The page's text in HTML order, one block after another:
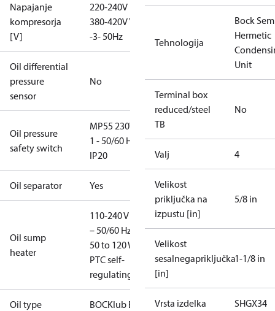
Napajanje
kompresorja
[V]
220-240V D /
380-420V Y
-3- 50Hz
Oil differential
pressure
sensor
No
Oil pressure
safety switch
MP55 230V -
1 - 50/60 Hz,
IP20
Oil separator Yes
Oil sump
heater
110-240 V - 1
– 50/60 Hz,
50 to 120 W,
PTC self-
regulating
Oil type BOCKlub E55
Tehnologija
Bock
Hermetic
Unit
Terminal box
reduced/steel
TB
No
Valj 4
Velikost
priključka na
izpustu [in]
5/8 in
Velikost
sesalnegapriključka
[in]
1-1/8 in
Vrsta izdelka SHGX34